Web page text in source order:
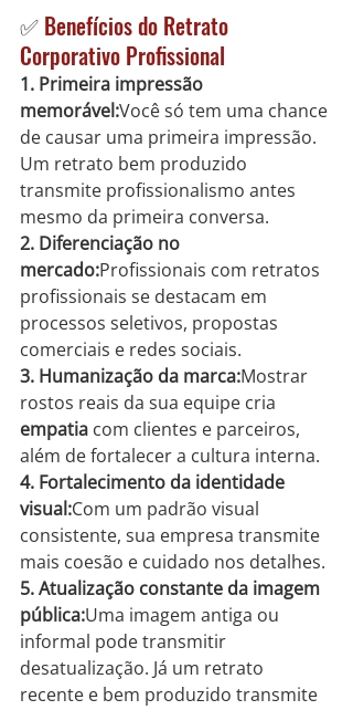
✅ Benefícios do Retrato
Corporativo Profissional
1. Primeira impressão
memorável:Você só tem uma chance
de causar uma primeira impressão.
Um retrato bem produzido
transmite profissionalismo antes
mesmo da primeira conversa.
2. Diferenciação no
mercado:Profissionais com retratos
profissionais se destacam em
processos seletivos, propostas
comerciais e redes sociais.
3. Humanização da marca:Mostrar
rostos reais da sua equipe cria
empatia com clientes e parceiros,
além de fortalecer a cultura interna.
4. Fortalecimento da identidade
visual:Com um padrão visual
consistente, sua empresa transmite
mais coesão e cuidado nos detalhes.
5. Atualização constante da imagem
pública:Uma imagem antiga ou
informal pode transmitir
desatualização. Já um retrato
recente e bem produzido transmite